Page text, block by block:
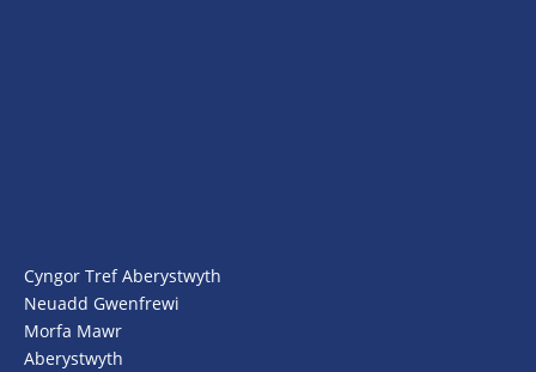
Cyngor Tref Aberystwyth
Neuadd Gwenfrewi
Morfa Mawr
Aberystwyth